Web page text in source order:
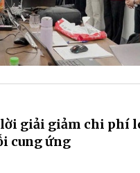
giải giảm chi phí
cung ứng